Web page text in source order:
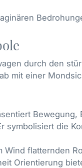
durch den
mit einer
symbolisiert die
Wind flatternden
Orientierung